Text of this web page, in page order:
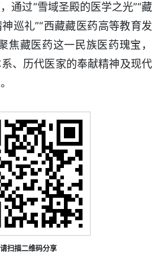
通过“雪域圣殿的医学之光”“藏
巡礼”“西藏藏医药高等教育发
焦藏医药这一民族医药瑰宝，
、历代医家的奉献精神及现代
请扫描二维码分享